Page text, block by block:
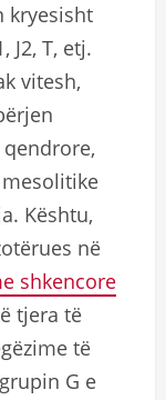
kryesisht
J2, T, etj.
vitesh,
Kështu,
në
shkencore
tjera të
të
G e